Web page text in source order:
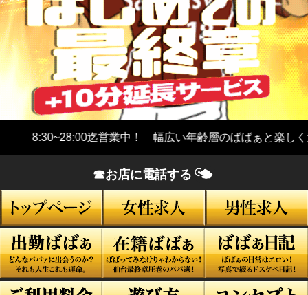
迄営業中！ 幅広い年齢層のばばぁと楽しく遊んで
☎お店に電話する